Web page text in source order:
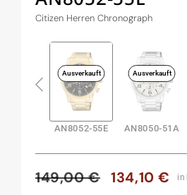
Citizen Herren Chronograph
Ausverkauft
AN8052-55E
Ausverkauft
AN8050-51A
Normaler
149,00 € 134,10 €